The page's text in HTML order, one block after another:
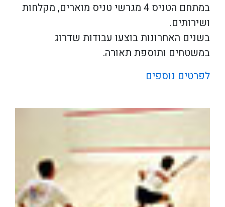
במתחם הטניס 4 מגרשי טניס מוארים, מקלחות
ושירותים.
בשנים האחרונות בוצעו עבודות שדרוג
במשטחים ותוספת תאורה.
לפרטים נוספים